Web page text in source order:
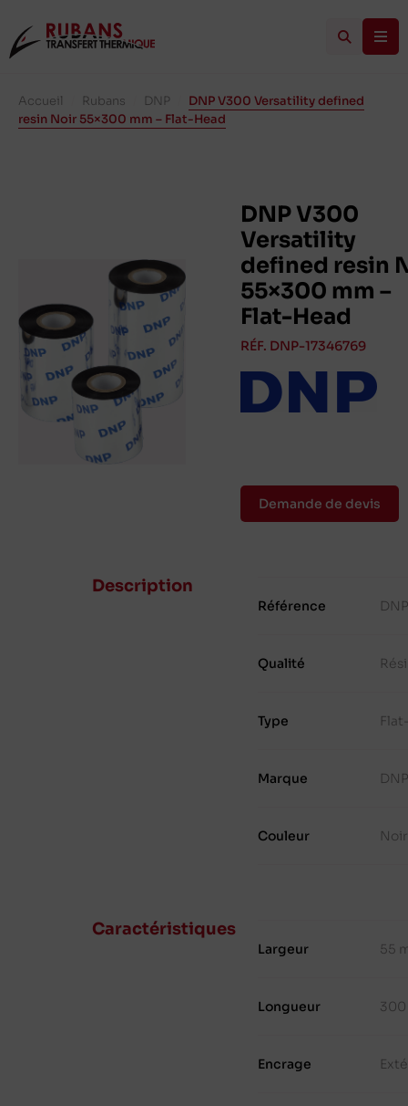
Accueil Rubans DNP
DNP V300 Versatility defined
resin Noir 55×300 mm – Flat-Head
DNP V300
Versatility
defined resin
55×300 mm –
Flat-Head
RÉF. DNP-17346769
Demande de devis
Description
Référence
Qualité
Type
Marque
Couleur Noir
Caractéristiques
Largeur 55
Longueur 300
Encrage